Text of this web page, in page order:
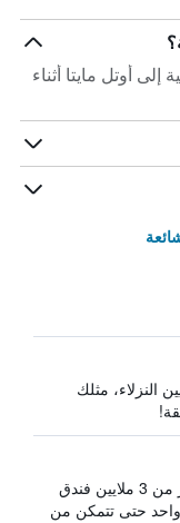
أوتل مايتا أثناء
النزلاء، مثلك
يبحث HotelsCombined في أكثر من 3 ملايين فندق
حتى تتمكن من